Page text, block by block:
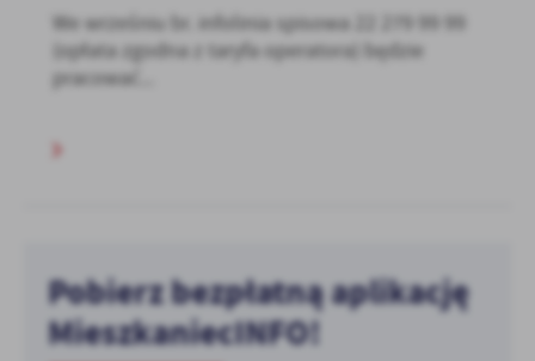
We wrześniu br. infolinia spisowa 22 279 99 99
(opłata zgodna z taryfa operatora) będzie
pracować...
Pobierz bezpłatną aplikację
MieszkaniecINFO!